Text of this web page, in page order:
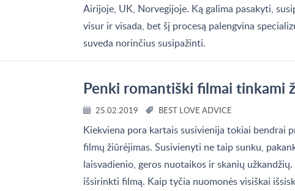
Airijoje, UK, Norvegijoje. Ką galima pasakyti,
visur ir visada, bet šį procesą palengvina
suveda norinčius susipažinti.
Penki romantiški filmai tinkami
25.02.2019 BEST LOVE ADVICE
Kiekviena pora kartais susivienija tokiai bendrai
filmų žiūrėjimas. Susivienyti ne taip sunku,
laisvadienio, geros nuotaikos ir skanių užkandžių.
išsirinkti filmą. Kaip tyčia nuomonės visiškai